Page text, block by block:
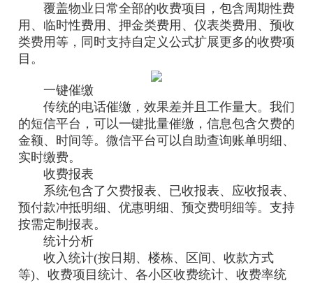
覆盖物业日常全部的收费项目，包含周期性费
用、临时性费用、押金类费用、仪表类费用、预收
类费用等，同时支持自定义公式扩展更多的收费项
目。
一键催缴
传统的电话催缴，效果差并且工作量大。我们
的短信平台，可以一键批量催缴，信息包含欠费的
金额、时间等。微信平台可以自助查询账单明细、
实时缴费。
收费报表
系统包含了欠费报表、已收报表、应收报表、
预付款冲抵明细、优惠明细、预交费明细等。支持
按需定制报表。
统计分析
收入统计(按日期、楼栋、区间、收款方式
等)、收费项目统计、各小区收费统计、收费率统